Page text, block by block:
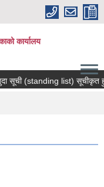
कार्यालय
सूची (standing list) सूचीकृत हुन